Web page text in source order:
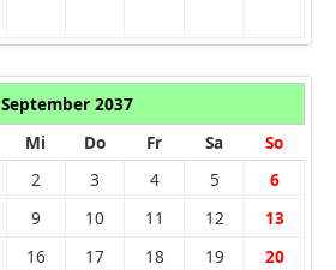
September 2037
Mi Do Fr Sa So
2 3 4 5 6
9 10 11 12 13
16 17 18 19 20